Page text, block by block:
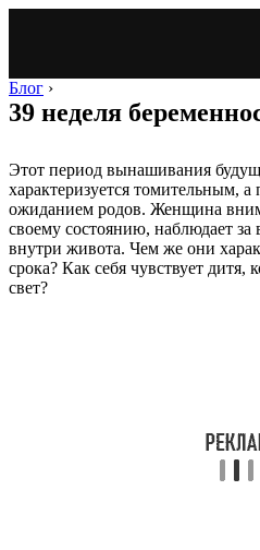
Блог ›
39 неделя
Этот период вынашивания
характеризуется томительным,
ожиданием родов. Женщина
своему состоянию, наблюдает
внутри живота. Чем же они
срока? Как себя чувствует дитя,
свет?